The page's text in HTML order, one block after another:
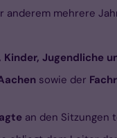
mehrere
Jugendliche
sowie der
an den Sitzungen